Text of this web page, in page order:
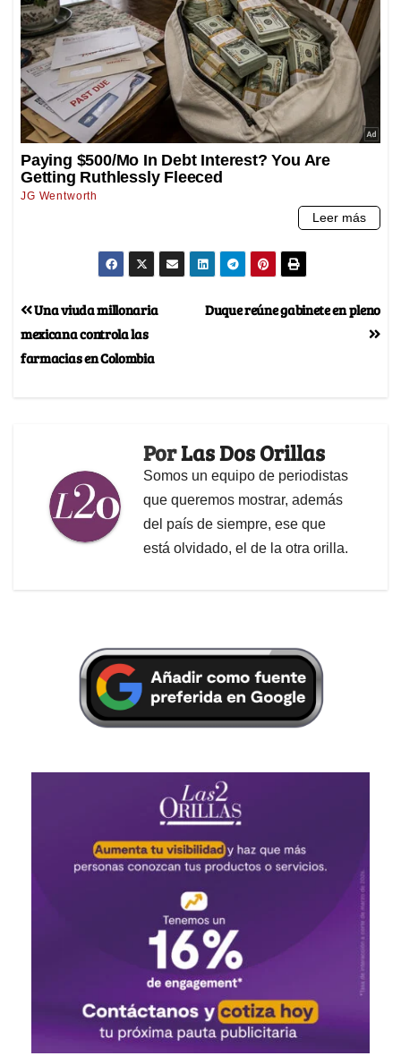
Duque reúne gabinete en pleno
Una viuda millonaria
mexicana controla las
farmacias en Colombia
PorLas Dos Orillas
Somos un equipo de periodistas
que queremos mostrar, además
del país de siempre, ese que
está olvidado, el de la otra orilla.